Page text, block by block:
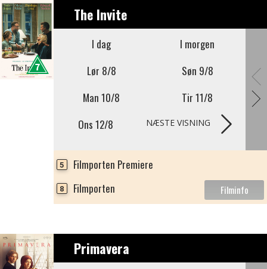
The Invite
I dag
I morgen
Lør 8/8
Søn 9/8
Man 10/8
Tir 11/8
Ons 12/8
NÆSTE VISNING
5 Filmporten Premiere
8 Filmporten
Primavera